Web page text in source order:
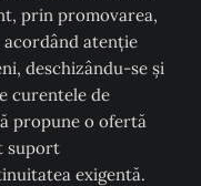
prin promovarea,
atenţie
deschizându-se şi
curentele de
propune o ofertă
suport
exigentă.